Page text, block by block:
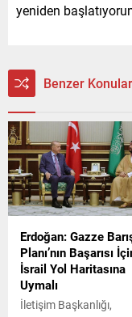
yeniden
Benzer Konular
Erdoğan: Gazze
Planı’nın Başarısı
İsrail Yol Haritasına
Uymalı
İletişim Başkanlığı,